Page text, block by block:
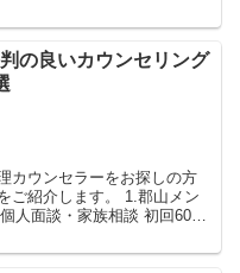
の良いカウンセリング
カウンセラーをお探しの方
ご紹介します。 1.郡山メン